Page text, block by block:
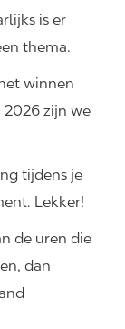
is er
thema.
winnen
2026 zijn we
tijdens je
Lekker!
de uren die
dan